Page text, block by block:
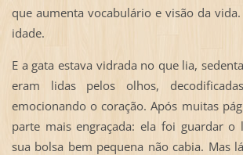
que aumenta vocabulário e visão da
idade.
E a gata estava vidrada no que lia,
eram lidas pelos olhos,
emocionando o coração. Após muitas
parte mais engraçada: ela foi guardar o
sua bolsa bem pequena não cabia. Mas